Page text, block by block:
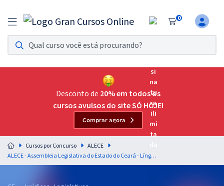
0
Assinatura Ilimitada 11
Acesso a todos os cursos. Teste grátis por 7 dias!
Assinatura OAB Até Passar
Acesso ilimitado a toda preparação para o Exame da
Residências Multiprofissionais
Preparação completa e intensiva para as principais
residências em saúde do Brasil
Desconto de 20% em todos os
cursos avulsos do site SÓ HOJE!
Comprar agora
Cursos por Concurso
ALECE
ALECE - Assembleia Legislativa do Estado do Ceará - Língua Portuguesa para o Cargo de Analista Legislativo - Direito (Pós-Edital)